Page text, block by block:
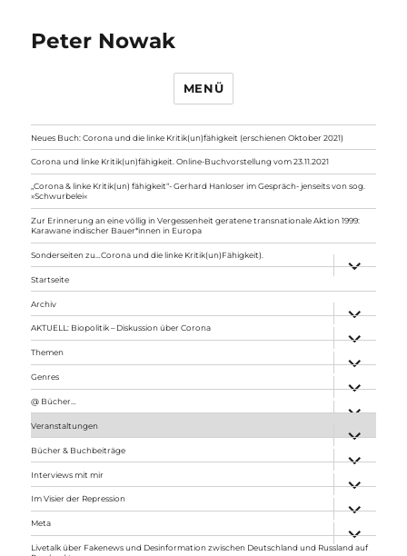
Peter Nowak
MENÜ
Neues Buch: Corona und die linke Kritik(un)fähigkeit (erschienen Oktober 2021)
Corona und linke Kritik(un)fähigkeit. Online-Buchvorstellung vom 23.11.2021
„Corona & linke Kritik(un) fähigkeit“- Gerhard Hanloser im Gespräch- jenseits von sog.
»Schwurbelei«
Zur Erinnerung an eine völlig in Vergessenheit geratene transnationale Aktion 1999:
Karawane indischer Bauer*innen in Europa
Sonderseiten zu…Corona und die linke Kritik(un)Fähigkeit).
anzeigen
Startseite
Archiv
anzeigen
AKTUELL: Biopolitik – Diskussion über Corona
anzeigen
Themen
anzeigen
Genres
anzeigen
@ Bücher…
Veranstaltungen
anzeigen
Bücher & Buchbeiträge
anzeigen
Interviews mit mir
anzeigen
Im Visier der Repression
anzeigen
Meta
anzeigen
Livetalk über Fakenews und Desinformation zwischen Deutschland und Russland auf